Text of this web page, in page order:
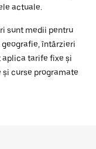
actuale.
sunt medii pentru
întârzieri
aplica tarife fixe și
curse programate